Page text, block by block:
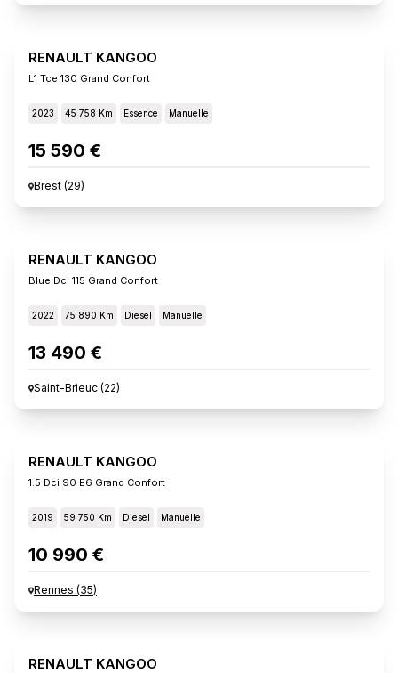
RENAULT KANGOO
L1 Tce 130 Grand Confort
2023 45 758 Km Essence Manuelle
15 590 €
Brest (29)
RENAULT KANGOO
Blue Dci 115 Grand Confort
2022 75 890 Km Diesel Manuelle
13 490 €
Saint-Brieuc (22)
RENAULT KANGOO
1.5 Dci 90 E6 Grand Confort
2019 59 750 Km Diesel Manuelle
10 990 €
Rennes (35)
RENAULT KANGOO